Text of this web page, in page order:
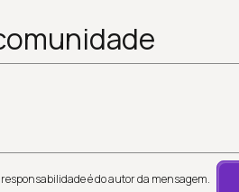
é do autor da mensagem.